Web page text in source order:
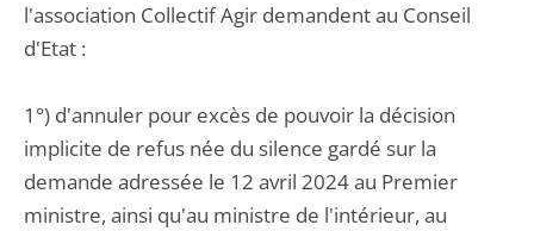
l'association Collectif Agir demandent au Conseil
d'Etat :
1°) d'annuler pour excès de pouvoir la décision
implicite de refus née du silence gardé sur la
demande adressée le 12 avril 2024 au Premier
ministre, ainsi qu'au ministre de l'intérieur, au